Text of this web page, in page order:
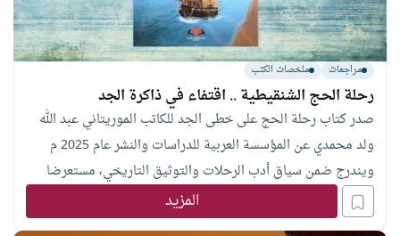
مراجعات ملخصات الكتب
رحلة الحج الشنقيطية .. اقتفاء في ذاكرة الجد
صدر كتاب رحلة الحج على خطى الجد للكاتب الموريتاني عبد الله
ولد محمدي عن المؤسسة العربية للدراسات والنشر عام 2025 م
ويندرج ضمن سياق أدب الرحلات والتوثيق التاريخي، مستعرضا
المسارات الجغرافية والثقافية التي سلكها الحجاج الشناقطة قديما
في ارتحالهم من أقصى الغرب الإفريقي نحو البقاع المقدسة.
المزيد